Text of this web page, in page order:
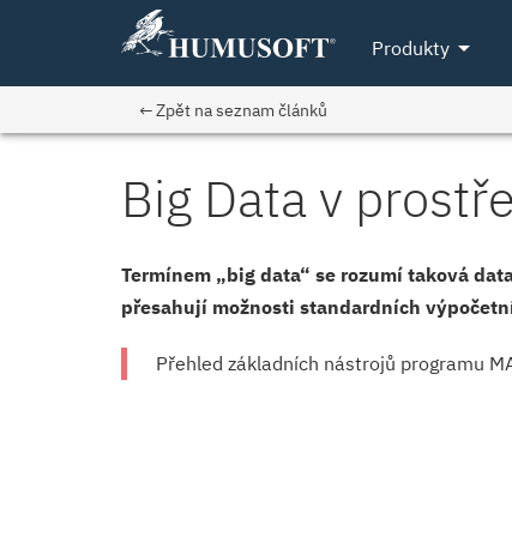
Produktyarrow_drop_down
← Zpět na seznam článků
Big Data v
Termínem „big data“ se rozumí taková
přesahují možnosti standardních
Přehled základních nástrojů programu